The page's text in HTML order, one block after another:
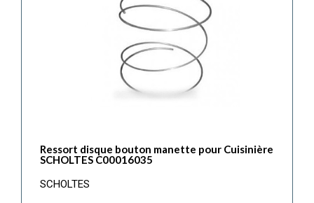
Ressort disque bouton manette pour Cuisinière
SCHOLTES C00016035
SCHOLTES